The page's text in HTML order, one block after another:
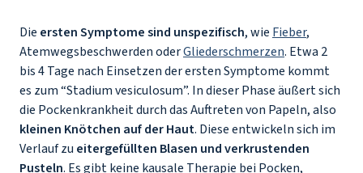
Die ersten Symptome sind unspezifisch, wie Fieber,
Atemwegsbeschwerden oderGliederschmerzen. Etwa 2
bis 4 Tage nach Einsetzen der ersten Symptome kommt
es zum “Stadium vesiculosum”. In dieser Phase äußert sich
die Pockenkrankheit durch das Auftreten von Papeln, also
kleinen Knötchen auf der Haut. Diese entwickeln sich im
Verlauf zu eitergefüllten Blasen und verkrustenden
Pusteln. Es gibt keine kausale Therapie bei Pocken,